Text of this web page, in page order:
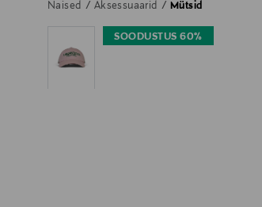
Naised Aksessuaarid Mütsid
SOODUSTUS 60%